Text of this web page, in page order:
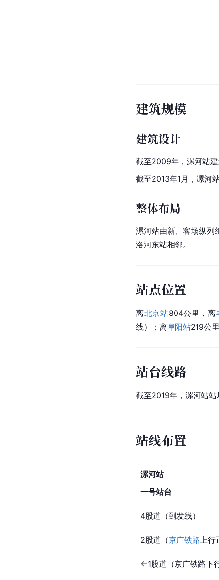
建筑规模
建筑设计
截至2009年，漯河站
截至2013年1月，漯河
整体布局
漯河站由新、客场纵列
洛河东站相邻。
站点位置
离北京站804公里，离
线）；离阜阳站219公
站台线路
截至2019年，漯河站
站线布置
漯河站
一号站台
4股道（到发线）
2股道（京广铁路 上
←1股道（京广铁路下